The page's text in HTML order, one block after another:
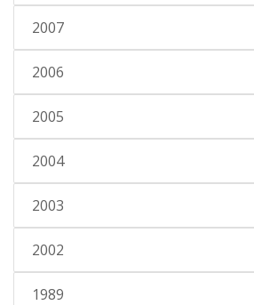
2007
2006
2005
2004
2003
2002
1989